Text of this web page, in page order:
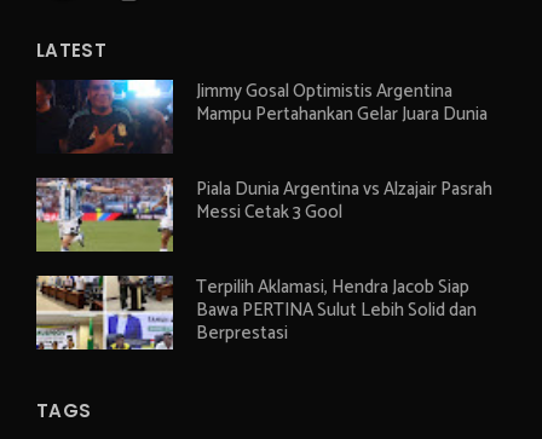
LATEST
Jimmy Gosal Optimistis Argentina
Mampu Pertahankan Gelar Juara Dunia
Piala Dunia Argentina vs Alzajair Pasrah
Messi Cetak 3 Gool
Terpilih Aklamasi, Hendra Jacob Siap
Bawa PERTINA Sulut Lebih Solid dan
Berprestasi
TAGS